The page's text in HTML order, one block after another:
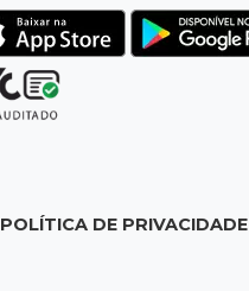
POLÍTICA DE PRIVACIDADE